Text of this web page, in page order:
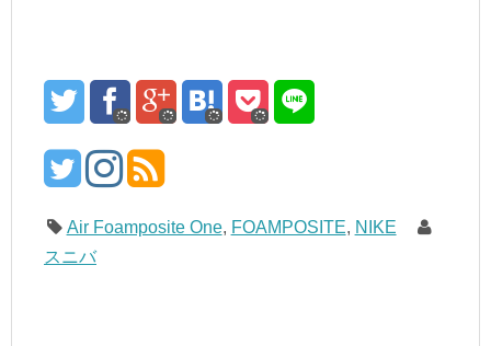
Air Foamposite One, FOAMPOSITE, NIKE
スニバ